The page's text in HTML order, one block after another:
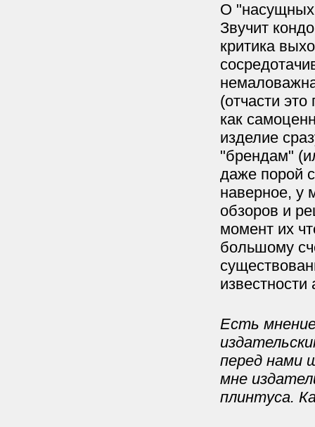
О "насущных
Звучит
критика
(отчасти
как
изделие
"брендам"
даже порой
наверное, у
обзоров и
момент их
большому
известности
Есть
перед нами
мне
плинтуса.